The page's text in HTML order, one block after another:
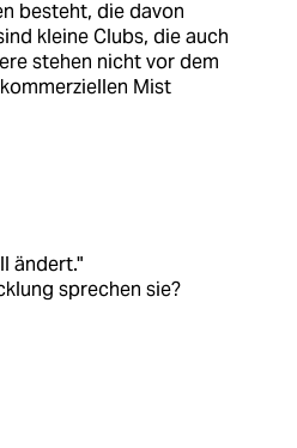
besteht, die davon
kleine Clubs, die auch
stehen nicht vor dem
Mist
ändert."
sprechen sie?